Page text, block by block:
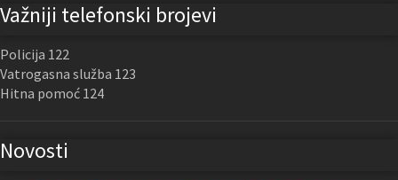
Važniji telefonski brojevi
Policija 122
Vatrogasna služba 123
Hitna pomoć 124
Novosti